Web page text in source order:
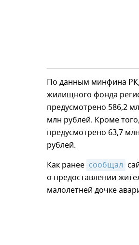
По данным минфина РК,
жилищного фонда
предусмотрено 586,2
млн рублей. Кроме
предусмотрено 63,7
рублей.
Как ранее сообщал
о предоставлении
малолетней дочке